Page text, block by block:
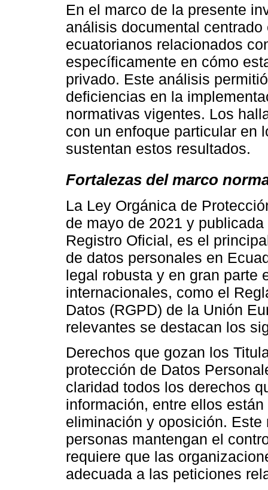
En el marco de la presente
análisis documental
ecuatorianos relacionados
específicamente en cómo
privado. Este análisis
deficiencias en la
normativas vigentes. Los
con un enfoque particular en
sustentan estos resultados.
Fortalezas del marco
La Ley Orgánica de
de mayo de 2021 y
Registro Oficial, es el
de datos personales en
legal robusta y en gran parte
internacionales, como el
Datos (RGPD) de la Unión
relevantes se destacan los
Derechos que gozan los
protección de Datos
claridad todos los derechos
información, entre ellos
eliminación y oposición.
personas mantengan el
requiere que las
adecuada a las peticiones